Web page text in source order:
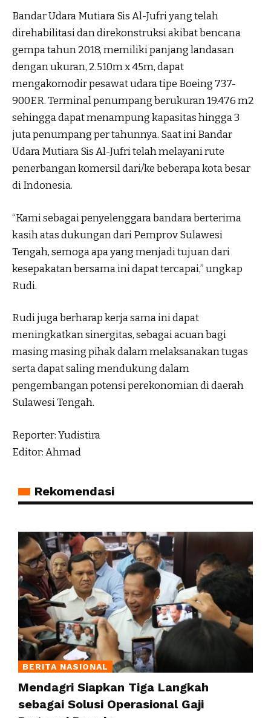
Bandar Udara Mutiara Sis Al-Jufri yang telah
direhabilitasi dan direkonstruksi akibat bencana
gempa tahun 2018, memiliki panjang landasan
dengan ukuran, 2.510m x 45m, dapat
mengakomodir pesawat udara tipe Boeing 737-
900ER. Terminal penumpang berukuran 19.476 m2
sehingga dapat menampung kapasitas hingga 3
juta penumpang per tahunnya. Saat ini Bandar
Udara Mutiara Sis Al-Jufri telah melayani rute
penerbangan komersil dari/ke beberapa kota besar
di Indonesia.
“Kami sebagai penyelenggara bandara berterima
kasih atas dukungan dari Pemprov Sulawesi
Tengah, semoga apa yang menjadi tujuan dari
kesepakatan bersama ini dapat tercapai,” ungkap
Rudi.
Rudi juga berharap kerja sama ini dapat
meningkatkan sinergitas, sebagai acuan bagi
masing masing pihak dalam melaksanakan tugas
serta dapat saling mendukung dalam
pengembangan potensi perekonomian di daerah
Sulawesi Tengah.
Reporter: Yudistira
Editor: Ahmad
Rekomendasi
BERITA NASIONAL
Mendagri Siapkan Tiga Langkah
sebagai Solusi Operasional Gaji